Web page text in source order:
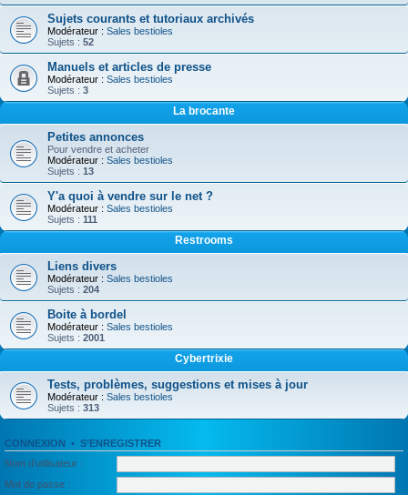
Sujets courants et tutoriaux archivés
Modérateur : Sales bestioles
Sujets : 52
Manuels et articles de presse
Modérateur : Sales bestioles
Sujets : 3
La brocante
Petites annonces
Pour vendre et acheter
Modérateur : Sales bestioles
Sujets : 13
Y'a quoi à vendre sur le net ?
Modérateur : Sales bestioles
Sujets : 111
Restrooms
Liens divers
Modérateur : Sales bestioles
Sujets : 204
Boite à bordel
Modérateur : Sales bestioles
Sujets : 2001
Cybertrixie
Tests, problèmes, suggestions et mises à jour
Modérateur : Sales bestioles
Sujets : 313
CONNEXION • S’ENREGISTRER
Nom d’utilisateur :
Mot de passe :